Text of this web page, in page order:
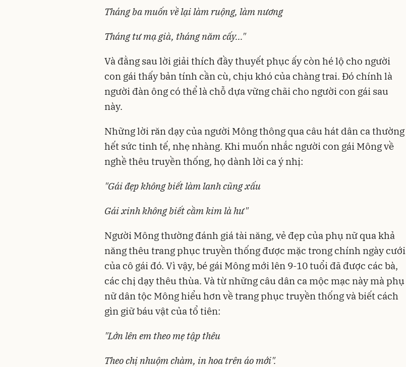
Tháng ba muốn về lại làm ruộng, làm nương
Tháng tư mạ già, tháng năm cấy..."
Và đằng sau lời giải thích đầy thuyết phục ấy còn hé lộ cho người
con gái thấy bản tính cần cù, chịu khó của chàng trai. Đó chính là
người đàn ông có thể là chỗ dựa vững chãi cho người con gái sau
này.
Những lời răn dạy của người Mông thông qua câu hát dân ca thường
hết sức tinh tế, nhẹ nhàng. Khi muốn nhắc người con gái Mông về
nghề thêu truyền thống, họ dành lời ca ý nhị:
"Gái đẹp không biết làm lanh cũng xấu
Gái xinh không biết cầm kim là hư"
Người Mông thường đánh giá tài năng, vẻ đẹp của phụ nữ qua khả
năng thêu trang phục truyền thống được mặc trong chính ngày cưới
của cô gái đó. Vì vậy, bé gái Mông mới lên 9-10 tuổi đã được các bà,
các chị dạy thêu thùa. Và từ những câu dân ca mộc mạc này mà phụ
nữ dân tộc Mông hiểu hơn về trang phục truyền thống và biết cách
gìn giữ báu vật của tổ tiên:
"Lớn lên em theo mẹ tập thêu
Theo chị nhuộm chàm, in hoa trên áo mới".